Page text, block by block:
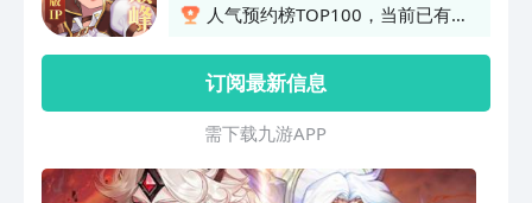
人气预约榜TOP100，当前已有
订阅最新信息
需 下 载 九 游 A P P